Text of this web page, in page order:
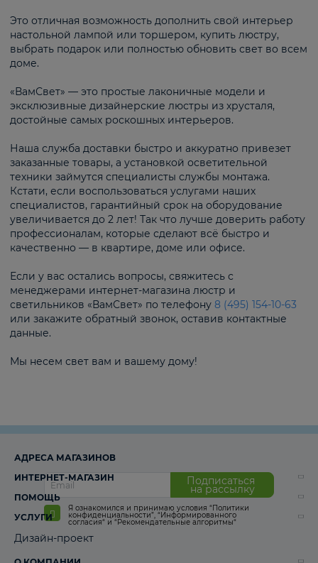
Это отличная возможность дополнить свой интерьер
настольной лампой или торшером, купить люстру,
выбрать подарок или полностью обновить свет во всем
доме.
«ВамСвет» — это простые лаконичные модели и
эксклюзивные дизайнерские люстры из хрусталя,
достойные самых роскошных интерьеров.
Наша служба доставки быстро и аккуратно привезет
заказанные товары, а установкой осветительной
техники займутся специалисты службы монтажа.
Кстати, если воспользоваться услугами наших
специалистов, гарантийный срок на оборудование
увеличивается до 2 лет! Так что лучше доверить работу
профессионалам, которые сделают всё быстро и
качественно — в квартире, доме или офисе.
Если у вас остались вопросы, свяжитесь с
менеджерами интернет-магазина люстр и
светильников «ВамСвет» по телефону 8 (495) 154-10-63
или закажите обратный звонок, оставив контактные
данные.
Мы несем свет вам и вашему дому!
Подписаться
на рассылку
Я ознакомился и принимаю условия “Политики
конфиденциальности”, “Информированного
согласия“ и “Рекомендательные алгоритмы“
АДРЕСА МАГАЗИНОВ
ИНТЕРНЕТ-МАГАЗИН
ПОМОЩЬ
УСЛУГИ
Дизайн-проект